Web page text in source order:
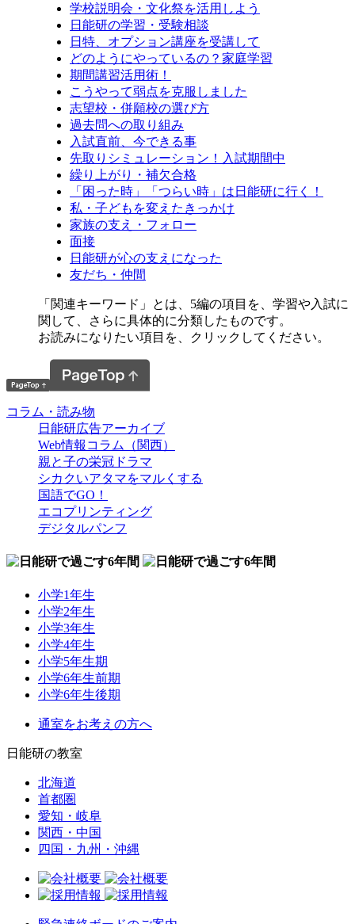
学校説明会・文化祭を活用しよう
日能研の学習・受験相談
日特、オプション講座を受講して
どのようにやっているの？家庭学習
期間講習活用術！
こうやって弱点を克服しました
志望校・併願校の選び方
過去問への取り組み
入試直前、今できる事
先取りシミュレーション！入試期間中
繰り上がり・補欠合格
「困った時」「つらい時」は日能研に行く！
私・子どもを変えたきっかけ
家族の支え・フォロー
面接
日能研が心の支えになった
友だち・仲間
「関連キーワード」とは、5編の項目を、学習や入試に
関して、さらに具体的に分類したものです。
お読みになりたい項目を、クリックしてください。
コラム・読み物
日能研広告アーカイブ
Web情報コラム（関西）
親と子の栄冠ドラマ
シカクいアタマをマルくする
国語でGO！
エコプリンティング
デジタルパンフ
小学1年生
小学2年生
小学3年生
小学4年生
小学5年生期
小学6年生前期
小学6年生後期
通室をお考えの方へ
日能研の教室
北海道
首都圏
愛知・岐阜
関西・中国
四国・九州・沖縄